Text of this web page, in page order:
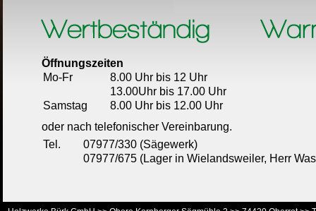
Öffnungszeiten
Mo-Fr
8.00 Uhr bis 12 Uhr
13.00Uhr bis 17.00 Uhr
Samstag
8.00 Uhr bis 12.00 Uhr
oder nach telefonischer Vereinbarung.
Tel.
07977/330 (Sägewerk)
07977/675 (Lager in Wielandsweiler, Herr